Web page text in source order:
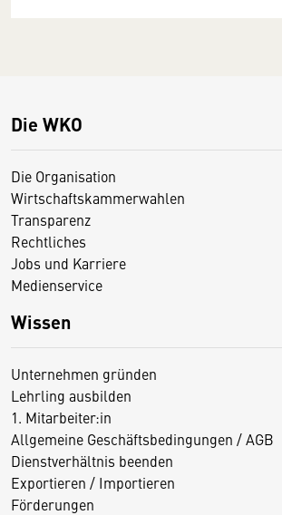
Die WKO
Die Organisation
Wirtschaftskammerwahlen
Transparenz
Rechtliches
Jobs und Karriere
Medienservice
Wissen
Unternehmen gründen
Lehrling ausbilden
1. Mitarbeiter:in
Allgemeine Geschäftsbedingungen / AGB
Dienstverhältnis beenden
Exportieren / Importieren
Förderungen